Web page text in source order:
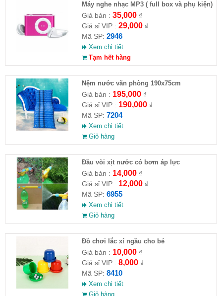
Máy nghe nhạc MP3 ( full box và phụ kiện)
Giá bán : 35,000₫
Giá sỉ VIP : 29,000₫
Mã SP: 2946
Xem chi tiết
Tạm hết hàng
Nệm nước văn phòng 190x75cm
Giá bán : 195,000₫
Giá sỉ VIP : 190,000₫
Mã SP: 7204
Xem chi tiết
Giỏ hàng
Đầu vòi xịt nước có bơm áp lực
Giá bán : 14,000₫
Giá sỉ VIP : 12,000₫
Mã SP: 6955
Xem chi tiết
Giỏ hàng
Đồ chơi lắc xí ngầu cho bé
Giá bán : 10,000₫
Giá sỉ VIP : 8,000₫
Mã SP: 8410
Xem chi tiết
Giỏ hàng